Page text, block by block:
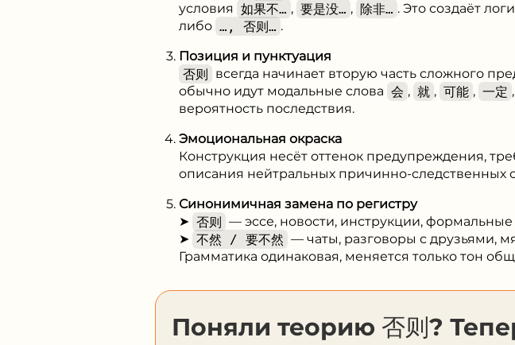
условия 如果不… , 要是没… , 除非… . Это создаёт
либо …, 否则… .
Позиция и пунктуация
否则 всегда начинает вторую часть сложного
обычно идут модальные слова 会 , 就 , 可能 , 一定
вероятность последствия.
Эмоциональная окраска
Конструкция несёт оттенок предупреждения,
описания нейтральных причинно-следственных
Синонимичная замена по регистру
➤ 否则 — эссе, новости, инструкции, формальные
➤ 不然 / 要不然 — чаты, разговоры с друзьями,
Грамматика одинаковая, меняется только тон
Поняли теорию 否则?